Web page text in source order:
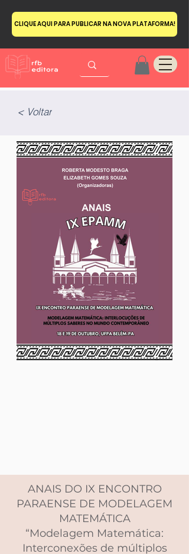
CLIQUE AQUI PARA PUBLICAR NA NOVA PLATAFORMA!
< Voltar
ANAIS DO IX ENCONTRO
PARAENSE DE MODELAGEM
MATEMÁTICA
“Modelagem Matemática:
Interconexões de múltiplos